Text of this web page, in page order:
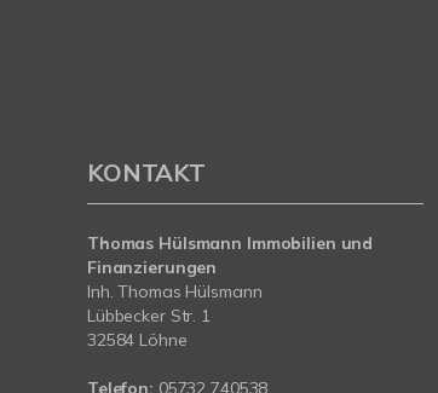
KONTAKT
Thomas Hülsmann Immobilien und
Finanzierungen
Inh. Thomas Hülsmann
Lübbecker Str. 1
32584 Löhne
Telefon: 05732 740538